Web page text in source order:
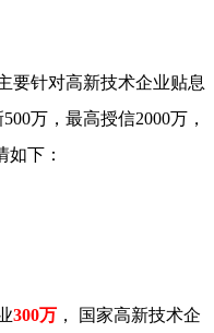
要针对高新技术企业贴息
万，最高授信2000万，
如下：
300万 ， 国家高新技术企